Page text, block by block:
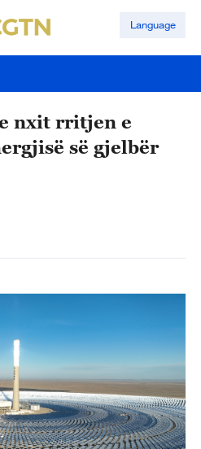
Language
nxit rritjen e
së gjelbër